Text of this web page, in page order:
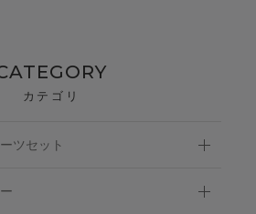
カテゴリ
ツセット